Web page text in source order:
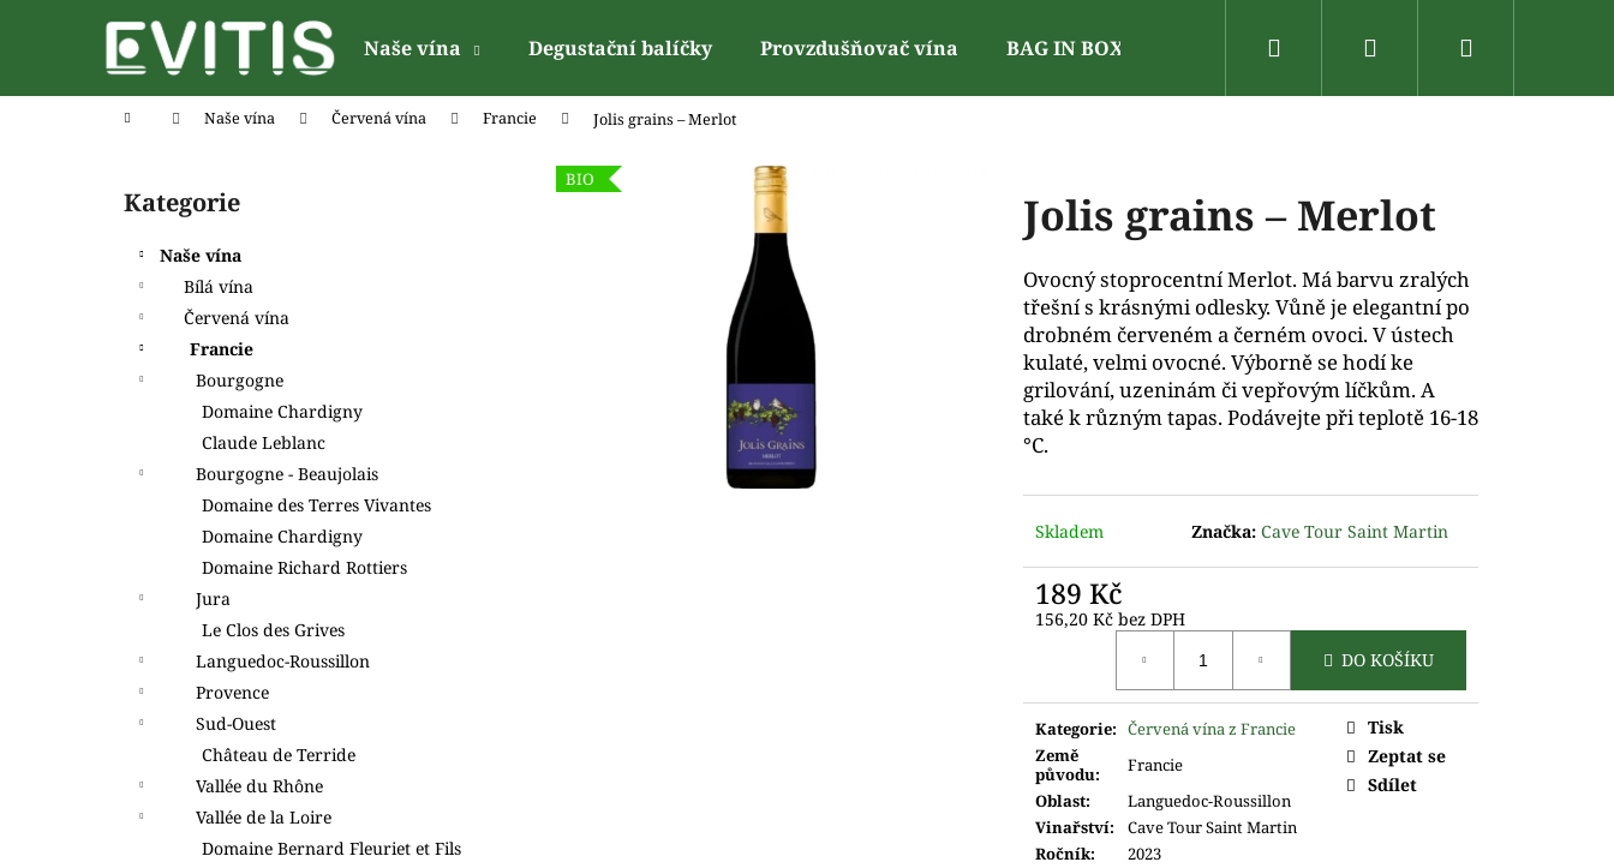
Naše vína Degustační balíčky Provzdušňovač vína BAG IN BOX Dárkové poukazy Vinařské oblasti
Přihlášení
Domů Naše vína Červená vína Francie Jolis grains – Merlot
Přeskočit
kategorie
Kategorie
Naše vína
Bílá vína
Červená vína
Francie
Bourgogne
Domaine Chardigny
Claude Leblanc
Bourgogne - Beaujolais
Domaine des Terres Vivantes
Domaine Chardigny
Domaine Richard Rottiers
Jura
Le Clos des Grives
Languedoc-Roussillon
Provence
Sud-Ouest
Château de Terride
Vallée du Rhône
Vallée de la Loire
Domaine Bernard Fleuriet et Fils
Jolis grains – Merlot
Ovocný stoprocentní Merlot. Má barvu zralých
třešní s krásnými odlesky. Vůně je elegantní po
drobném červeném a černém ovoci. V ústech
kulaté, velmi ovocné. Výborně se hodí ke
grilování, uzeninám či vepřovým líčkům. A
také k různým tapas. Podávejte při teplotě 16-18
°C.
Skladem Značka: Cave Tour Saint Martin
189 Kč
156,20 Kč bez DPH
DO KOŠÍKU
Kategorie: Červená vína z Francie
Země
původu:
Francie
Oblast:
Languedoc-Roussillon
Vinařství:
Cave Tour Saint Martin
Ročník:
2023
Tisk
Zeptat se
Sdílet
BIO
í
Zpět
do
Zpět
do
Co potřebujete najít?
Doporučujeme